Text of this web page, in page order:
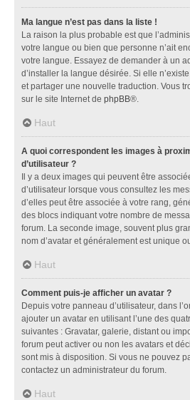
Ma langue n’est pas dans la liste !
La raison la plus probable est que
votre langue ou bien que personne n’ait
votre langue. Essayez de demander à un
d’installer la langue désirée. Si elle
et partager une nouvelle traduction. Vous
sur le site Internet de phpBB®.
Haut
A quoi correspondent les images à
d’utilisateur ?
Il y a deux images qui peuvent être
d’utilisateur lorsque vous consultez les
d’elles peut être associée à votre rang,
des blocs indiquant votre nombre de
forum. La seconde image, souvent plus
nom d’avatar et généralement est unique
Haut
Comment puis-je afficher un avatar ?
Depuis votre panneau d’utilisateur, dans
ajouter un avatar en utilisant l’une des
suivantes : Gravatar, galerie, distant ou
forum peut activer ou non les avatars et
sont mis à disposition. Si vous ne pouvez
contactez un administrateur du forum.
Haut